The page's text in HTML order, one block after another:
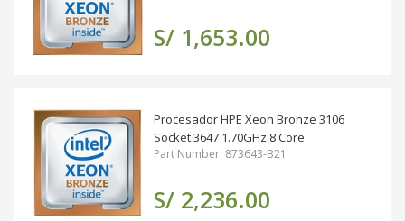
S/ 1,653.00
Procesador HPE Xeon Bronze 3106
Socket 3647 1.70GHz 8 Core
Part Number: 873643-B21
S/ 2,236.00